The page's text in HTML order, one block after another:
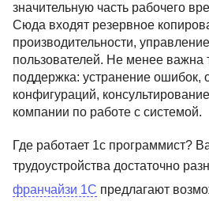
значительную часть рабочего
Сюда входят резервное
производительности,
пользователей. Не менее важна
поддержка: устранение ошибок,
конфигураций,
компании по работе с системой.
Где работает 1с программист?
трудоустройства достаточно
франчайзи 1С предлагают